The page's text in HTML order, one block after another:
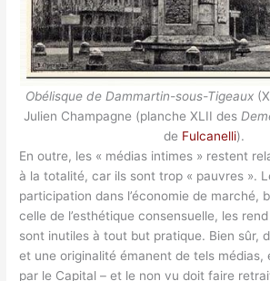
Obélisque de Dammartin-sous-Tigeaux
Julien Champagne (planche XLII des
de Fulcanelli).
En outre, les « médias intimes » restent
à la totalité, car ils sont trop « pauvres ».
participation dans l’économie de marché,
celle de l’esthétique consensuelle, les
sont inutiles à tout but pratique. Bien sûr,
et une originalité émanent de tels médias,
par le Capital – et le non vu doit faire